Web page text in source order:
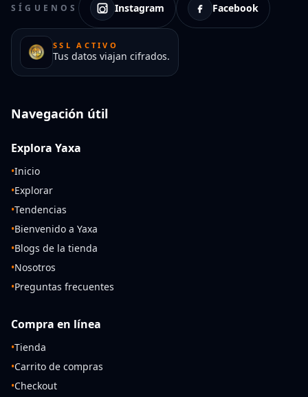
SÍGUENOS Instagram Facebook
SSL ACTIVO
Tus datos viajan cifrados.
Navegación útil
Explora Yaxa
•Inicio
•Explorar
•Tendencias
•Bienvenido a Yaxa
•Blogs de la tienda
•Nosotros
•Preguntas frecuentes
Compra en línea
•Tienda
•Carrito de compras
•Checkout